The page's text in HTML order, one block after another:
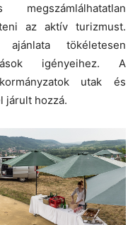
az aktív turizmust.
tökéletesen
igényeihez. A
utak és
járult hozzá.